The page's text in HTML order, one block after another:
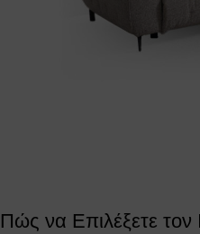
Πώς να Επιλέξετε